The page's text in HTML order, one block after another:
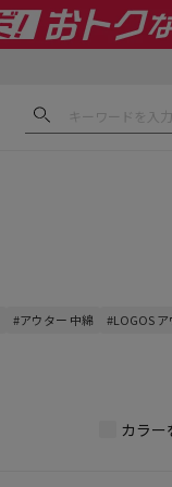
#アウター 中綿 #LOGOS
カラー